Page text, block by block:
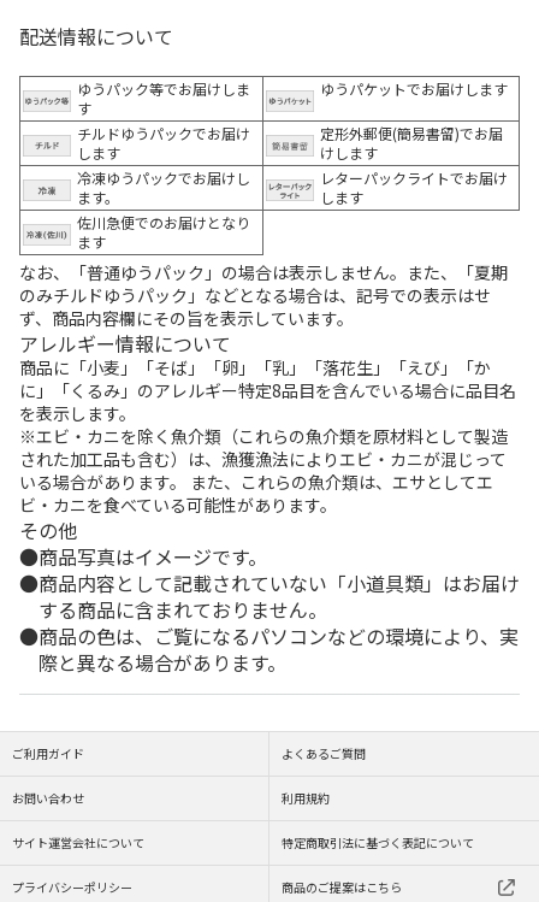
配送情報について
ゆうパック等でお届けしま
す
ゆうパケットでお届けします
チルドゆうパックでお届け
します
定形外郵便(簡易書留)でお届
けします
冷凍ゆうパックでお届けし
ます。
レターパックライトでお届け
します
佐川急便でのお届けとなり
ます
なお、「普通ゆうパック」の場合は表示しません。また、「夏期
のみチルドゆうパック」などとなる場合は、記号での表示はせ
ず、商品内容欄にその旨を表示しています。
アレルギー情報について
商品に「小麦」「そば」「卵」「乳」「落花生」「えび」「か
に」「くるみ」のアレルギー特定8品目を含んでいる場合に品目名
を表示します。
※エビ・カニを除く魚介類（これらの魚介類を原材料として製造
された加工品も含む）は、漁獲漁法によりエビ・カニが混じって
いる場合があります。 また、これらの魚介類は、エサとしてエ
ビ・カニを食べている可能性があります。
その他
商品写真はイメージです。
商品内容として記載されていない「小道具類」はお届け
する商品に含まれておりません。
商品の色は、ご覧になるパソコンなどの環境により、実
際と異なる場合があります。
ご利用ガイド よくあるご質問
お問い合わせ 利用規約
サイト運営会社について 特定商取引法に基づく表記について
プライバシーポリシー 商品のご提案はこちら